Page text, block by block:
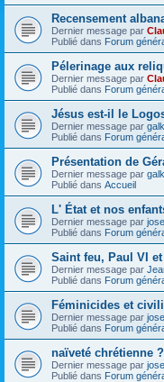
Recensement
Dernier message par
Publié dans Forum
Pélerinage aux
Dernier message par
Publié dans Forum
Jésus est-il le
Dernier message par
Publié dans Forum
Présentation de
Dernier message par
Publié dans Accueil
L' État et nos
Dernier message par
Publié dans Forum
Saint feu, Paul VI
Dernier message par
Publié dans Forum
Féminicides et
Dernier message par
Publié dans Forum
naïveté chrétienne ?
Dernier message par
Publié dans Forum